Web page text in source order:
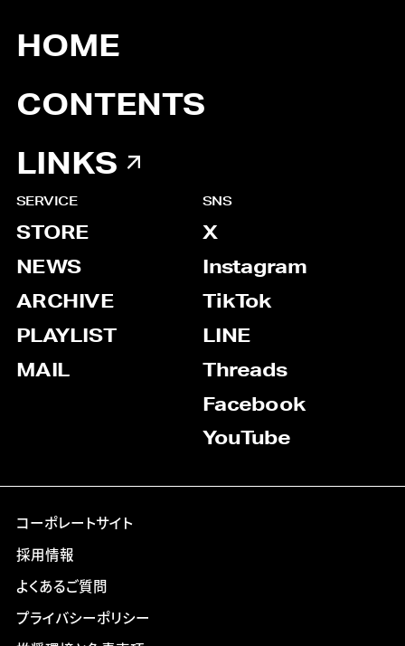
HOME
CONTENTS
LINKS
SERVICE
STORE
NEWS
ARCHIVE
PLAYLIST
MAIL
SNS
X
Instagram
TikTok
LINE
Threads
Facebook
YouTube
コーポレートサイト
採用情報
よくあるご質問
プライバシーポリシー